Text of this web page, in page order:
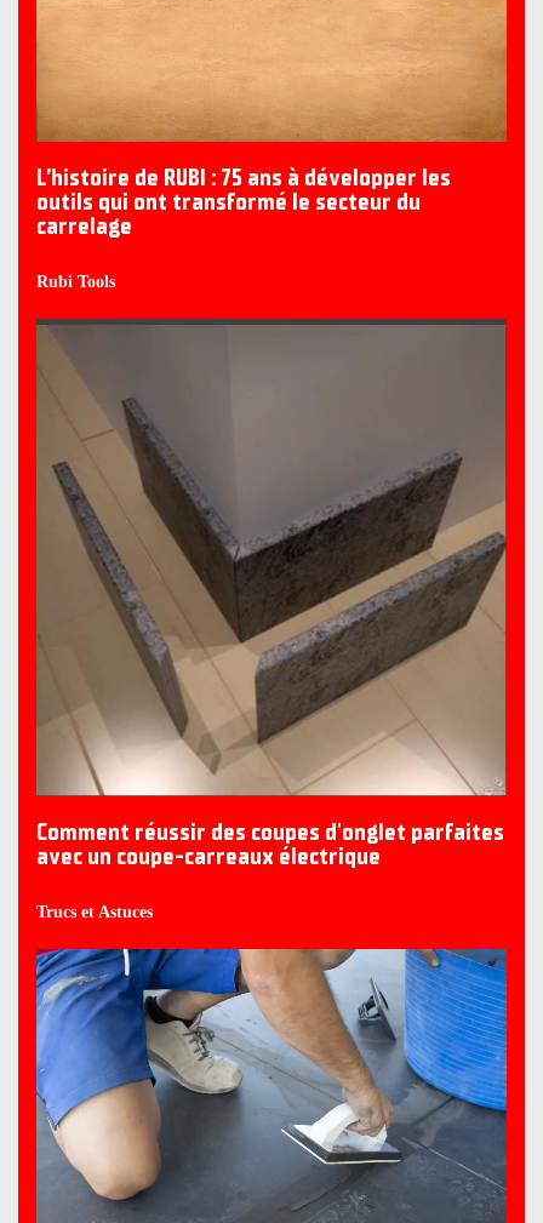
L’histoire de RUBI : 75 ans à développer les
outils qui ont transformé le secteur du
carrelage
Rubi Tools
Comment réussir des coupes d'onglet parfaites
avec un coupe-carreaux électrique
Trucs et Astuces